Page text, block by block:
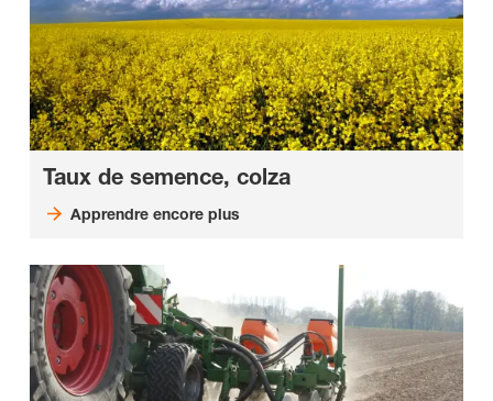
Taux de semence, colza
Apprendre encore plus